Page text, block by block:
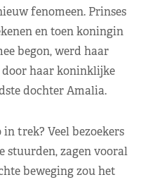
fenomeen. Prinses
en toen koningin
begon, werd haar
door haar koninklijke
dochter Amalia.
trek? Veel bezoekers
stuurden, zagen vooral
beweging zou het